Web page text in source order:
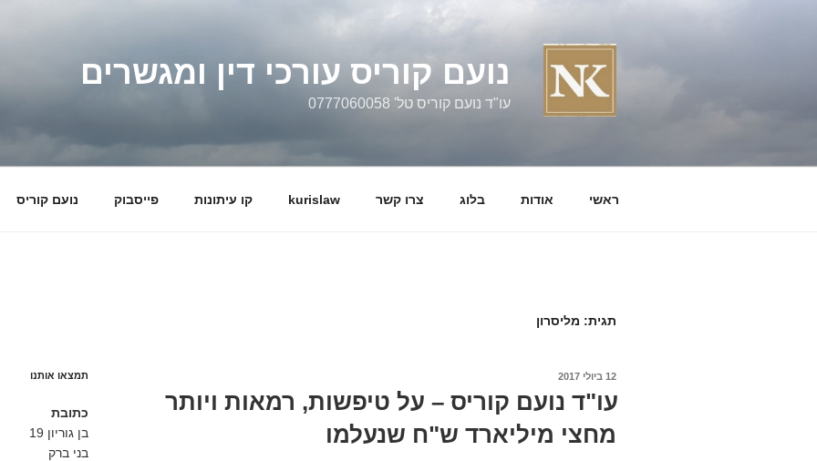
נועם קוריס עורכי דין ומגשרים
עו"ד נועם קוריס טל' 0777060058
ראשי אודות בלוג צרו קשר kurislaw קו עיתונות פייסבוק נועם קוריס
תגית: מליסרון
פורסם
12 ביולי 2017
עו"ד נועם קוריס – על טיפשות, רמאות ויותר
מחצי מיליארד ש"ח שנעלמו
תמצאו אותנו
כתובת
בן גוריון 19
בני ברק